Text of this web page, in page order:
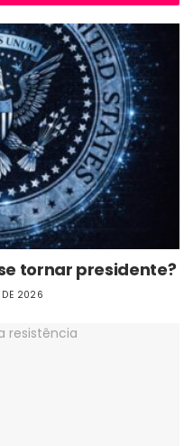
tornar presidente?
DE 2026